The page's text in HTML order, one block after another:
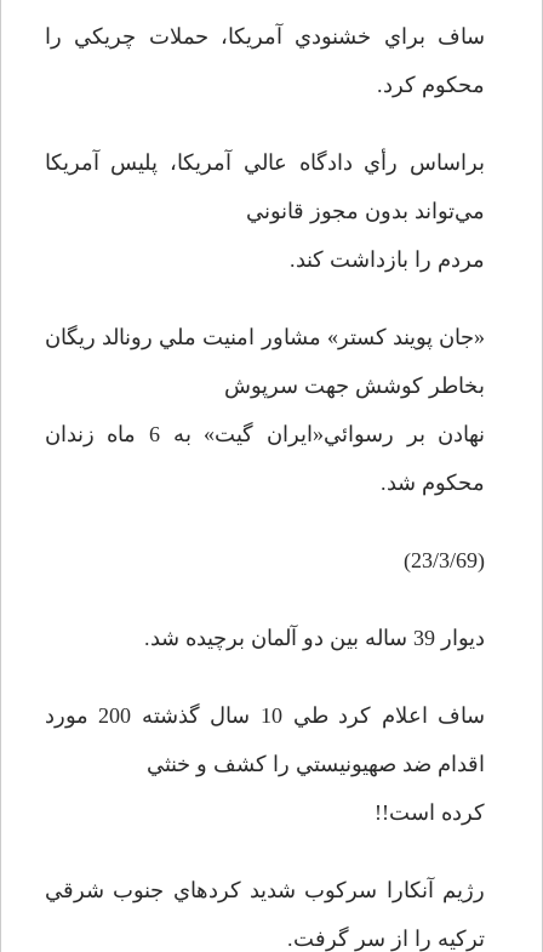
ساف براي خشنودي آمريکا، حملات چريکي را
محکوم کرد.
براساس رأي دادگاه عالي آمريکا، پليس آمريکا
مي‌تواند بدون مجوز قانوني
مردم را بازداشت کند.
«جان پويند کستر» مشاور امنيت ملي رونالد ريگان
بخاطر کوشش جهت سرپوش
نهادن بر رسوائي«ايران گيت» به 6 ماه زندان
محکوم شد.
(23/3/69)
ديوار 39 ساله بين دو آلمان برچيده شد.
ساف اعلام کرد طي 10 سال گذشته 200 مورد
اقدام ضد صهيونيستي را کشف و خنثي
کرده است!!
رژيم آنکارا سرکوب شديد کردهاي جنوب شرقي
ترکيه را از سر گرفت.